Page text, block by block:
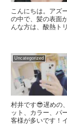
こんにちは。アズ
の中で、髪の表面
んな方は、酸熱ト
Uncategorized
村井です😎遅めの
ット、カラー、パ
客様が多いです！